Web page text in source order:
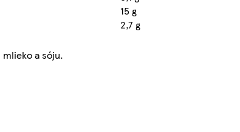
15 g
2,7 g
a sóju.